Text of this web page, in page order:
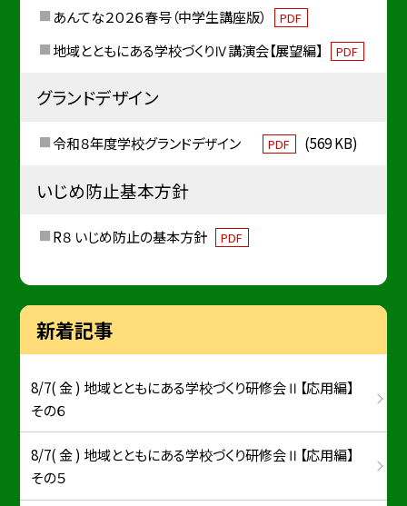
あんてな２０２６春号（中学生講座版） PDF
地域とともにある学校づくりⅣ講演会【展望編】 PDF
グランドデザイン
令和８年度学校グランドデザイン PDF (569 KB)
いじめ防止基本方針
R８ いじめ防止の基本方針 PDF
新着記事
8/7( 金 ) 地域とともにある学校づくり研修会Ⅱ【応用編】
その６
8/7( 金 ) 地域とともにある学校づくり研修会Ⅱ【応用編】
その５